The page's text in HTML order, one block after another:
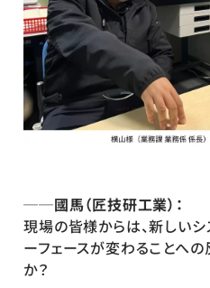
──國馬（匠技研工業）：
現場の皆様からは、新しい
ーフェースが変わることへ
か？